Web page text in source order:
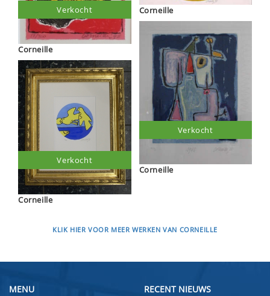
Corneille
Verkocht
Corneille
Verkocht
Corneille
Corneille
Verkocht
KLIK HIER VOOR MEER WERKEN VAN CORNEILLE
MENU RECENT NIEUWS